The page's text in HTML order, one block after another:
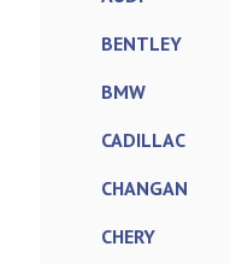
BENTLEY
BMW
CADILLAC
CHANGAN
CHERY